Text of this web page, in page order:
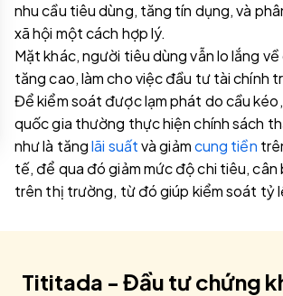
nhu cầu tiêu dùng, tăng tín dụng, và
xã hội một cách hợp lý.
Mặt khác, người tiêu dùng vẫn lo lắng về
tăng cao, làm cho việc đầu tư tài chính
Để kiểm soát được lạm phát do cầu
quốc gia thường thực hiện chính sách
như là tănglãi suấtvà giảmcung tiền
tế, để qua đó giảm mức độ chi tiêu,
trên thị trường, từ đó giúp kiểm soát tỷ
Tititada - Đầu tư chứng